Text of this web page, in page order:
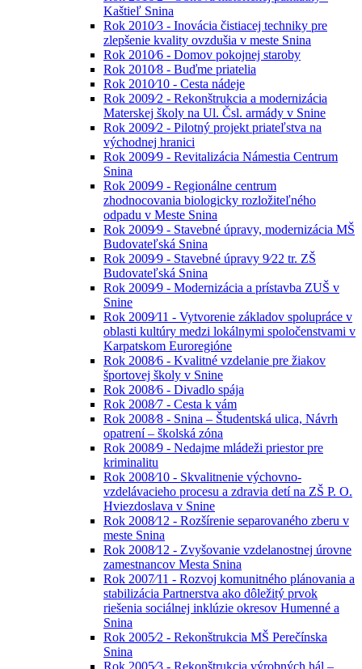
Kaštieľ Snina
Rok 2010⁄3 - Inovácia čistiacej techniky pre
zlepšenie kvality ovzdušia v meste Snina
Rok 2010⁄6 - Domov pokojnej staroby
Rok 2010⁄8 - Buďme priatelia
Rok 2010⁄10 - Cesta nádeje
Rok 2009⁄2 - Rekonštrukcia a modernizácia
Materskej školy na Ul. Čsl. armády v Snine
Rok 2009⁄2 - Pilotný projekt priateľstva na
východnej hranici
Rok 2009⁄9 - Revitalizácia Námestia Centrum
Snina
Rok 2009⁄9 - Regionálne centrum
zhodnocovania biologicky rozložiteľného
odpadu v Meste Snina
Rok 2009⁄9 - Stavebné úpravy, modernizácia MŠ
Budovateľská Snina
Rok 2009⁄9 - Stavebné úpravy 9⁄22 tr. ZŠ
Budovateľská Snina
Rok 2009⁄9 - Modernizácia a prístavba ZUŠ v
Snine
Rok 2009⁄11 - Vytvorenie základov spolupráce v
oblasti kultúry medzi lokálnymi spoločenstvami v
Karpatskom Euroregióne
Rok 2008⁄6 - Kvalitné vzdelanie pre žiakov
športovej školy v Snine
Rok 2008⁄6 - Divadlo spája
Rok 2008⁄7 - Cesta k vám
Rok 2008⁄8 - Snina – Študentská ulica, Návrh
opatrení – školská zóna
Rok 2008⁄9 - Nedajme mládeži priestor pre
kriminalitu
Rok 2008⁄10 - Skvalitnenie výchovno-
vzdelávacieho procesu a zdravia detí na ZŠ P. O.
Hviezdoslava v Snine
Rok 2008⁄12 - Rozšírenie separovaného zberu v
meste Snina
Rok 2008⁄12 - Zvyšovanie vzdelanostnej úrovne
zamestnancov Mesta Snina
Rok 2007⁄11 - Rozvoj komunitného plánovania a
stabilizácia Partnerstva ako dôležitý prvok
riešenia sociálnej inklúzie okresov Humenné a
Snina
Rok 2005⁄2 - Rekonštrukcia MŠ Perečínska
Snina
Rok 2005⁄3 - Rekonštrukcia výrobných hál –